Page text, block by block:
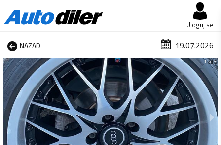
Uloguj se
NAZAD 19.07.2026
1 od 5